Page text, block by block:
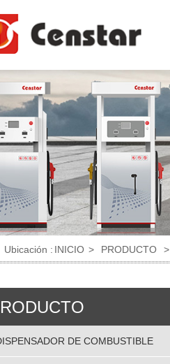
Ubicación : INICIO > PRODUCTO >
DE COMBUSTIBLE